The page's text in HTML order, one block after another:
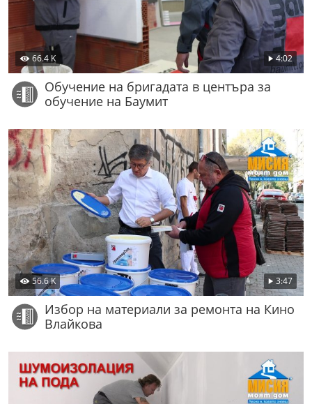
66.4 K 4:02
Обучение на бригадата в центъра за
обучение на Баумит
56.6 K 3:47
Избор на материали за ремонта на Кино
Влайкова